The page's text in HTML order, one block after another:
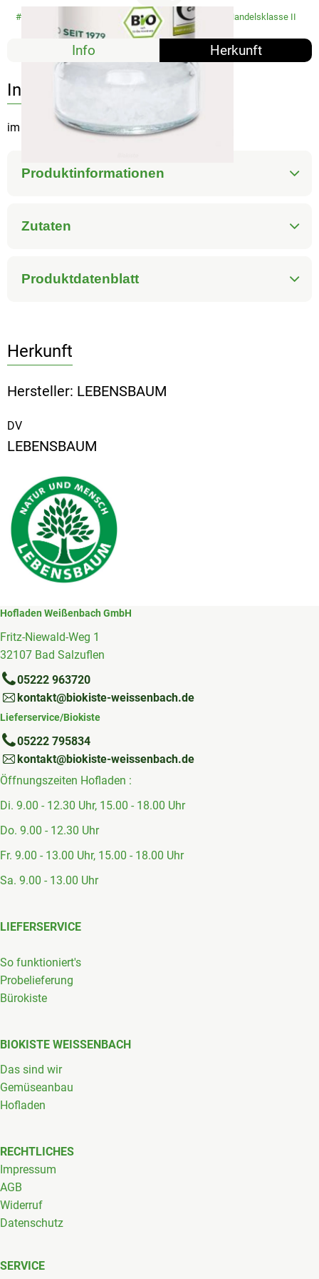
#3344 41,90 €/ 1kg 7% MwSt Handelsklasse II
Info Herkunft
Info
im Glas mit Mühlenaufsatz
Produktinformationen
Zutaten
Produktdatenblatt
Herkunft
Hersteller: LEBENSBAUM
DV
LEBENSBAUM
Hofladen Weißenbach GmbH
Fritz-Niewald-Weg 1
32107 Bad Salzuflen
05222 963720
kontakt@biokiste-weissenbach.de
Lieferservice/Biokiste
05222 795834
kontakt@biokiste-weissenbach.de
Öffnungszeiten Hofladen :
Di. 9.00 - 12.30 Uhr, 15.00 - 18.00 Uhr
Do. 9.00 - 12.30 Uhr
Fr. 9.00 - 13.00 Uhr, 15.00 - 18.00 Uhr
Sa. 9.00 - 13.00 Uhr
LIEFERSERVICE
So funktioniert's
Probelieferung
Bürokiste
BIOKISTE WEISSENBACH
Das sind wir
Gemüseanbau
Hofladen
RECHTLICHES
Impressum
AGB
Widerruf
Datenschutz
SERVICE